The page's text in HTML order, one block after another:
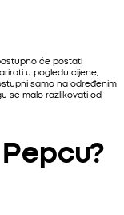
će postati
u pogledu cijene,
samo na određenim
se malo razlikovati od